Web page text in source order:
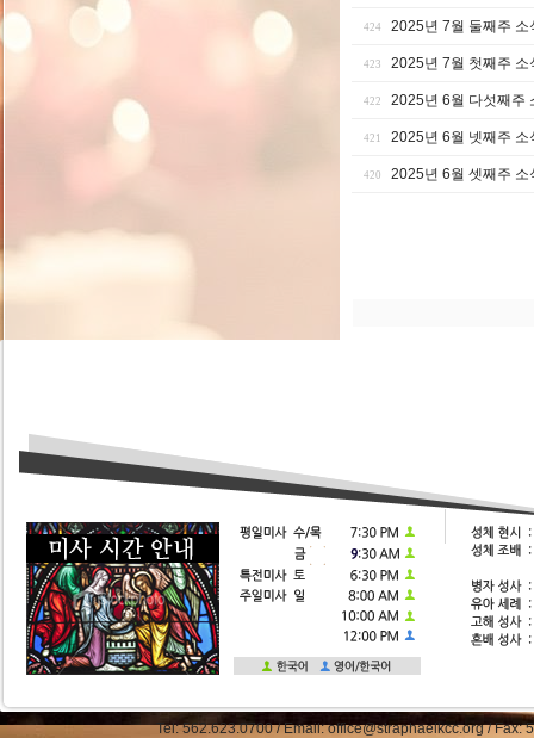
424 2025년 7월 둘째주 소
423 2025년 7월 첫째주 소
422 2025년 6월 다섯째주
421 2025년 6월 넷째주 소
420 2025년 6월 셋째주 소
Tel: 562.623.0700 / Email: office@straphaelkcc.org /